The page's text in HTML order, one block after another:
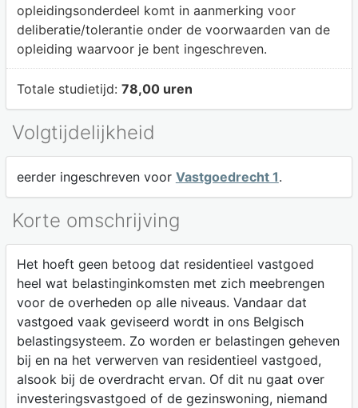
opleidingsonderdeel komt in aanmerking voor
deliberatie/tolerantie onder de voorwaarden van de
opleiding waarvoor je bent ingeschreven.
Totale studietijd: 78,00 uren
Volgtijdelijkheid
eerder ingeschreven voor Vastgoedrecht 1.
Korte omschrijving
Het hoeft geen betoog dat residentieel vastgoed
heel wat belastinginkomsten met zich meebrengen
voor de overheden op alle niveaus. Vandaar dat
vastgoed vaak geviseerd wordt in ons Belgisch
belastingsysteem. Zo worden er belastingen geheven
bij en na het verwerven van residentieel vastgoed,
alsook bij de overdracht ervan. Of dit nu gaat over
investeringsvastgoed of de gezinswoning, niemand